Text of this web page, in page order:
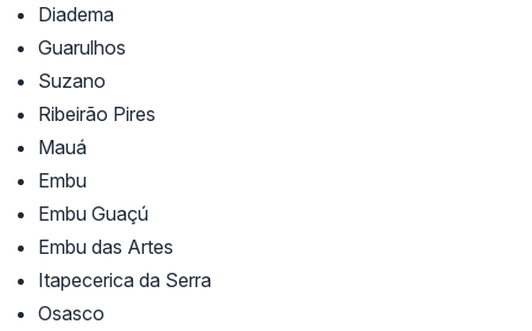
Diadema
Guarulhos
Suzano
Ribeirão Pires
Mauá
Embu
Embu Guaçú
Embu das Artes
Itapecerica da Serra
Osasco